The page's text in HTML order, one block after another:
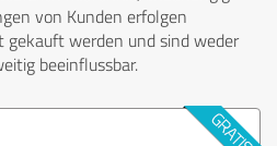
von Kunden erfolgen
werden und sind weder
beeinflussbar.